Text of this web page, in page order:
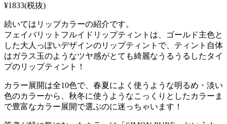
¥1833(税抜)
続いてはリップカラーの紹介です。
フェイバリットフルイドリップティントは、ゴールド主色と
した大人っぽいデザインのリップティントで、ティント自体
はガラス玉のようなツヤ感がとても綺麗なうるうるしたタイ
プのリップティント！
カラー展開は全10色で、春夏によく使うような明るめ・淡い
色のカラーから、秋冬に使うようなこっくりとしたカラーま
で豊富なカラー展開で選ぶのに迷っちゃいます！